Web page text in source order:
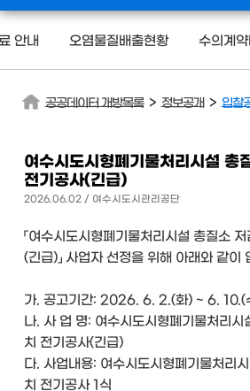
안내 오염물질배출현황 수의계
공공데이터 개방목록 > 정보공개 > 입찰
여수시도시형폐기물처리시설 총
전기공사(긴급)
2026.06.02 / 여수시도시관리공단
「여수시도시형폐기물처리시설 총질소
(긴급)」 사업자 선정을 위해 아래와 같이
가. 공고기간: 2026. 6. 2.(화) ~ 6. 10.(
나. 사 업 명: 여수시도시형폐기물처리시
치 전기공사(긴급)
다. 사업내용: 여수시도시형폐기물처리
치 전기공사 1식